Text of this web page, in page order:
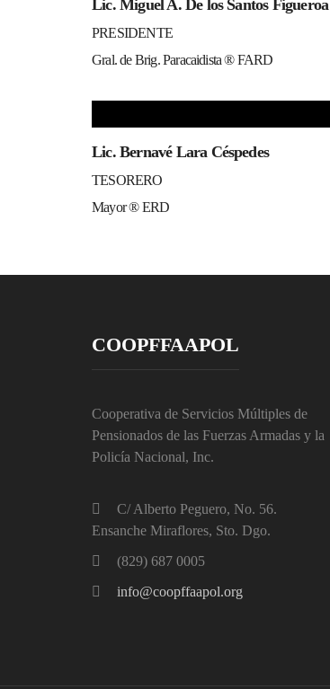
Lic. Miguel A. De los Santos Figueroa
PRESIDENTE
Gral. de Brig. Paracaidista ® FARD
Lic. Bernavé Lara Céspedes
TESORERO
Mayor ® ERD
COOPFFAAPOL
Cooperativa de Servicios Múltiples de
Pensionados de las Fuerzas Armadas y la
Policía Nacional, Inc.
C/ Alberto Peguero, No. 56.
Ensanche Miraflores, Sto. Dgo.
(829) 687 0005
info@coopffaapol.org